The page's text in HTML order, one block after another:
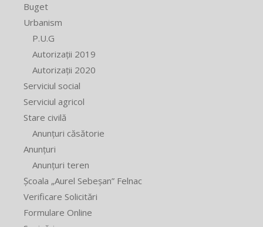
Buget
Urbanism
P.U.G
Autorizații 2019
Autorizații 2020
Serviciul social
Serviciul agricol
Stare civilă
Anunțuri căsătorie
Anunțuri
Anunțuri teren
Școala „Aurel Sebeșan” Felnac
Verificare Solicitări
Formulare Online